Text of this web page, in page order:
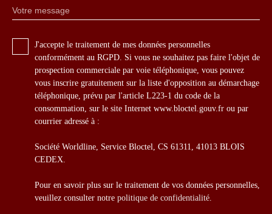
Votre message
J'accepte le traitement de mes données personnelles
conformément au RGPD. Si vous ne souhaitez pas faire l'objet de
prospection commerciale par voie téléphonique, vous pouvez
vous inscrire gratuitement sur la liste d'opposition au démarchage
téléphonique, prévu par l'article L223-1 du code de la
consommation, sur le site Internet www.bloctel.gouv.fr ou par
courrier adressé à :
Société Worldline, Service Bloctel, CS 61311, 41013 BLOIS
CEDEX.
Pour en savoir plus sur le traitement de vos données personnelles,
veuillez consulter notre politique de confidentialité